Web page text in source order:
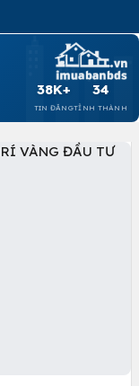
38K+
TIN ĐĂNG
34
TỈNH THÀNH